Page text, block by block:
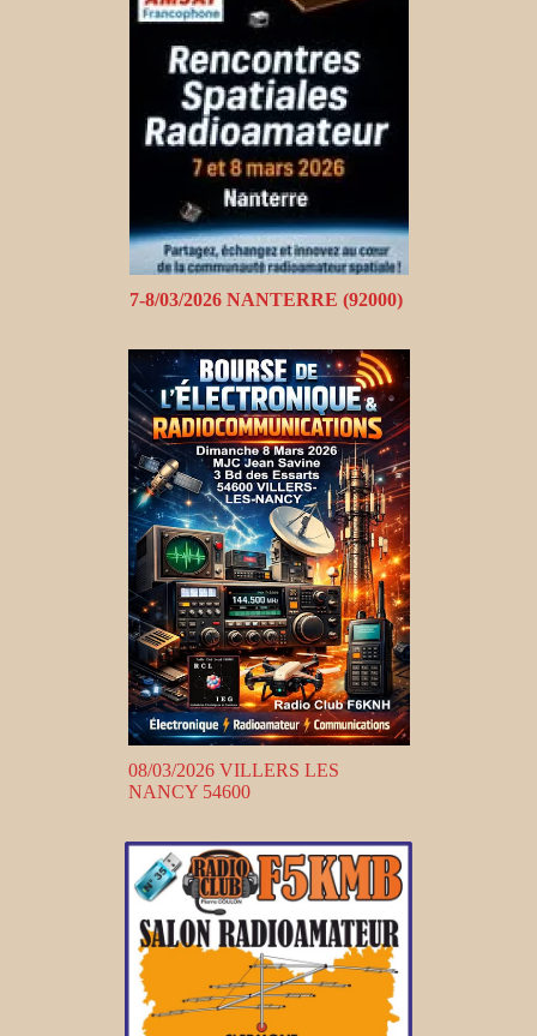
7-8/03/2026 NANTERRE (92000)
08/03/2026 VILLERS LES
NANCY 54600